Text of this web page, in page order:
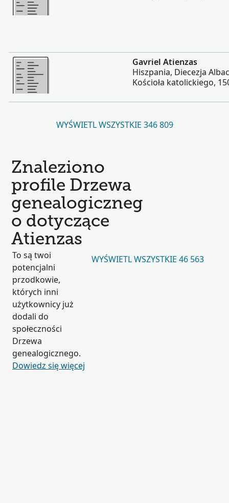
Więcej
Gavriel Atienzas
Hiszpania, Diecezja
Kościoła katolickiego,
WYŚWIETL WSZYSTKIE 346 809
Znaleziono
profile Drzewa
genealogiczneg
o dotyczące
Atienzas
To są twoi
potencjalni
przodkowie,
których inni
użytkownicy już
dodali do
społeczności
Drzewa
genealogicznego.
Dowiedz się więcej
WYŚWIETL WSZYSTKIE 46 563